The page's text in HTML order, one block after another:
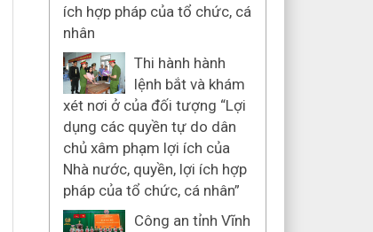
ích hợp pháp của tổ chức, cá
nhân
Thi hành hành
lệnh bắt và khám
xét nơi ở của đối tượng “Lợi
dụng các quyền tự do dân
chủ xâm phạm lợi ích của
Nhà nước, quyền, lợi ích hợp
pháp của tổ chức, cá nhân”
Công an tỉnh Vĩnh